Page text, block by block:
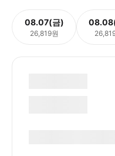
08.07(금)
26,819원